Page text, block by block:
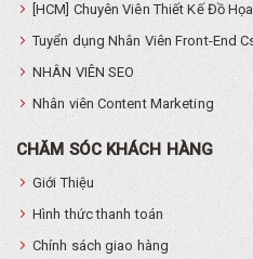
[HCM] Chuyên Viên Thiết Kế Đồ
Tuyển dụng Nhân Viên Front-End
NHÂN VIÊN SEO
Nhân viên Content Marketing
CHĂM SÓC KHÁCH HÀNG
Giới Thiệu
Hình thức thanh toán
Chính sách giao hàng